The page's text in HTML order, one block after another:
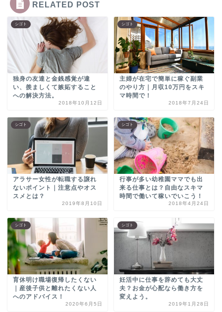
RELATED POST
シゴト
独身の友達と金銭感覚が違
い、羨ましくて嫉妬すること
への解決方法。
2018年10月12日
シゴト
主婦が在宅で簡単に稼ぐ副業
のやり方｜月収10万円をスキ
マ時間で！
2018年7月24日
シゴト
アラサー女性が転職する譲れ
ないポイント｜注意点やオス
スメとは？
2019年8月10日
シゴト
行事が多い幼稚園ママでも出
来る仕事とは？自由なスキマ
時間で働いて稼いでいこう！
2018年4月24日
シゴト
育休明け職場復帰したくない
｜産後子供と離れたくない人
へのアドバイス！
2020年6月5日
シゴト
妊活中に仕事を辞めても大丈
夫？お金が心配なら働き方を
変えよう。
2019年1月28日